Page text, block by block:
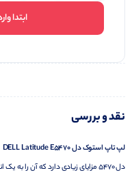
ابتدا
نقد و بررسی
لپ تاپ استوک دل DELL Latitude E5470
دل 5470 مزایای زیادی دارد که آن را